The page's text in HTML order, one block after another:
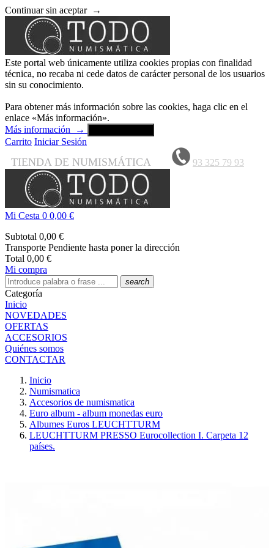
Continuar sin aceptar →
Este portal web únicamente utiliza cookies propias con finalidad
técnica, no recaba ni cede datos de carácter personal de los usuarios
sin su conocimiento.
Para obtener más información sobre las cookies, haga clic en el
enlace «Más información».
Más información
→
Carrito Iniciar Sesión
TIENDA DE NUMISMÁTICA 93 325 79 93
Mi Cesta 0 0,00 €
Subtotal 0,00 €
Transporte Pendiente hasta poner la dirección
Total 0,00 €
Mi compra
search
Categoría
Inicio
NOVEDADES
OFERTAS
ACCESORIOS
Quiénes somos
CONTACTAR
Inicio
Numismatica
Accesorios de numismatica
Euro album - album monedas euro
Albumes Euros LEUCHTTURM
LEUCHTTURM PRESSO Eurocollection I. Carpeta 12
países.